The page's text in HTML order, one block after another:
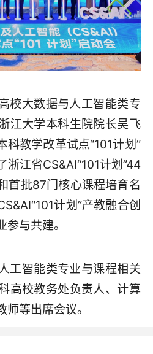
校大数据与人工智能类专
江大学本科生院院长吴飞
科教学改革试点“101计划”
浙江省CS&AI“101计划”44
首批87门核心课程培育名
计划”产教融合创
与共建。
工智能类专业与课程相关
高校教务处负责人、计算
等出席会议。